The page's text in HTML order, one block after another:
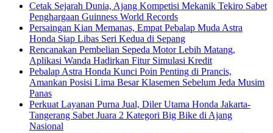
Cetak Sejarah Dunia, Ajang Kompetisi Mekanik Tekiro Sabet
Penghargaan Guinness World Records
Persaingan Kian Memanas, Empat Pebalap Muda Astra
Honda Siap Libas Seri Kedua di Sepang
Rencanakan Pembelian Sepeda Motor Lebih Matang,
Aplikasi Wanda Hadirkan Fitur Simulasi Kredit
Pebalap Astra Honda Kunci Poin Penting di Prancis,
Amankan Posisi Lima Besar Klasemen Sebelum Jeda Musim
Panas
Perkuat Layanan Purna Jual, Diler Utama Honda Jakarta-
Tangerang Sabet Juara 2 Kategori Big Bike di Ajang
Nasional